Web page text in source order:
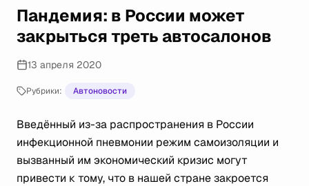
автосалонов
Пандемия: в России может
закрыться треть автосалонов
13 апреля 2020
Рубрики: Автоновости
Введённый из-за распространения в России
инфекционной пневмонии режим самоизоляции и
вызванный им экономический кризис могут
привести к тому, что в нашей стране закроется